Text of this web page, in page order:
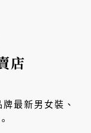
店
最新男女裝、